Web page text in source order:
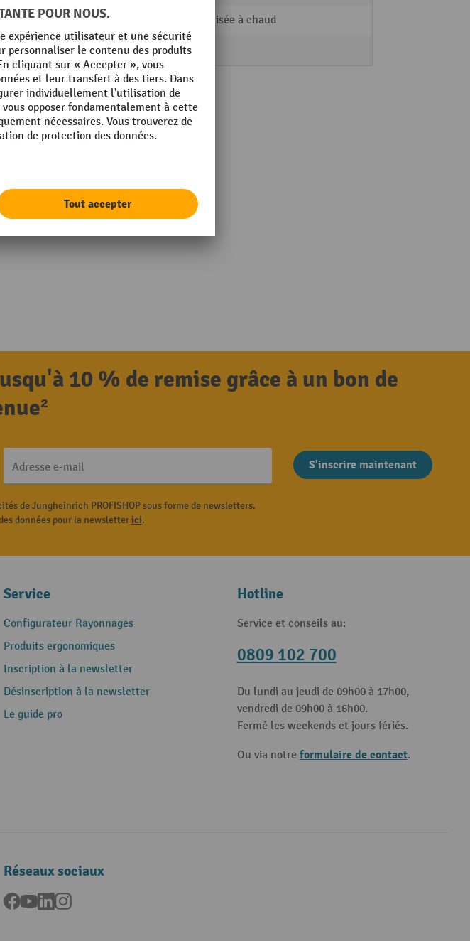
Surface galvanisée à chaud
UE 1 Stk
10 % de remise grâce à un bon de
Adresse e-mail S'inscrire maintenant
de Jungheinrich PROFISHOP sous forme de newsletters.
données pour la newsletterici.
Service
Configurateur Rayonnages
Produits ergonomiques
Inscription à la newsletter
Désinscription à la newsletter
Le guide pro
Hotline
Service et conseils au:
0809 102 700
Du lundi au jeudi de 09h00 à 17h00,
vendredi de 09h00 à 16h00.
Fermé les weekends et jours fériés.
Ou via notre formulaire de contact.
Réseaux sociaux
Facebook
YouTubeLinkedInInstagram